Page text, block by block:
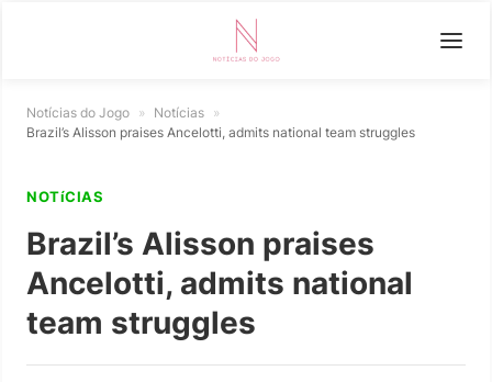
Notícias do Jogo » Notícias »
Brazil’s Alisson praises Ancelotti, admits national team struggles
NOTíCIAS
Brazil’s Alisson praises
Ancelotti, admits national
team struggles